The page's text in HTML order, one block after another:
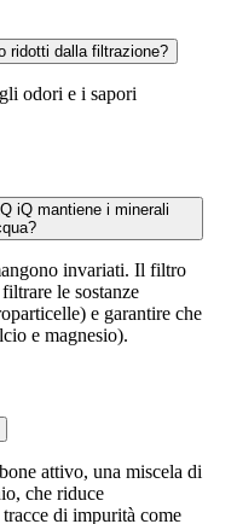
ridotti dalla filtrazione?
odori e i sapori
iQ mantiene i minerali
invariati. Il filtro
le sostanze
e garantire che
e magnesio).
attivo, una miscela di
che riduce
di impurità come